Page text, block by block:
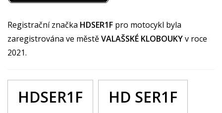
Registrační značka HDSER1F pro motocykl byla
zaregistrována ve městěVALAŠSKÉ KLOBOUKYv roce
2021.
HDSER1F
HD SER1F